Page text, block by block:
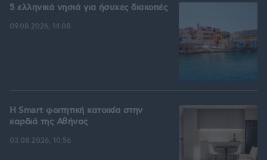
5 ελληνικά νησιά για ήσυχες διακοπές
09.08.2026, 14:08
Η Smart φοιτητική κατοικία στην
καρδιά της Αθήνας
03.08.2026, 10:56